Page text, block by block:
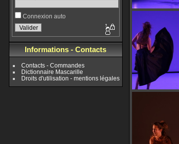
Connexion auto
Informations - Contacts
Contacts - Commandes
Dictionnaire Mascarille
Droits d'utilisation - mentions légales